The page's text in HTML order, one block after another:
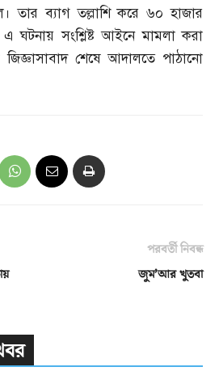
তার ব্যাগ তল্লাশি করে ৬০ হাজার
ঘটনায় সংশ্লিষ্ট আইনে মামলা করা
জিজ্ঞাসাবাদ শেষে আদালতে পাঠানো
পরবর্তী নিবন্ধ
জুম’আর খুতবা